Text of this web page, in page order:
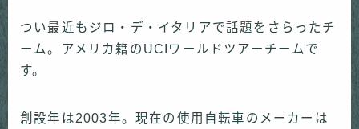
つい最近もジロ・デ・イタリアで話題をさらったチ
ーム。アメリカ籍のUCIワールドツアーチームで
す。
創設年は2003年。現在の使用自転車のメーカーは